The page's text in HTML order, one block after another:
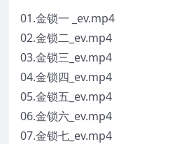
01.金锁一 _ev.mp4
02.金锁二_ev.mp4
03.金锁三_ev.mp4
04.金锁四_ev.mp4
05.金锁五_ev.mp4
06.金锁六_ev.mp4
07.金锁七_ev.mp4